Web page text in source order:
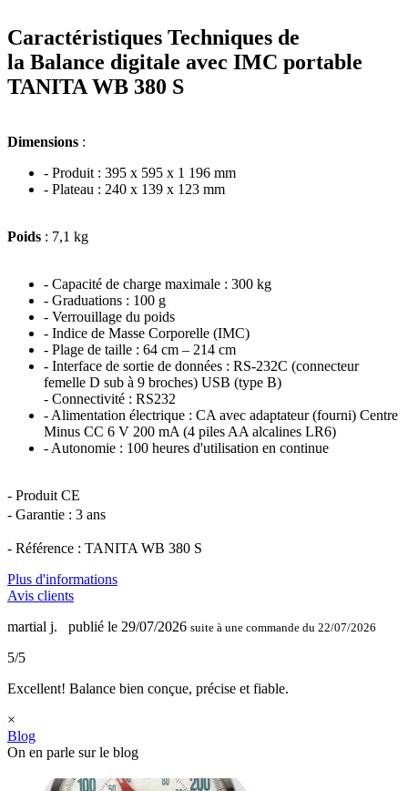
Caractéristiques Techniques de
la Balance digitale avec IMC portable
TANITA WB 380 S
Dimensions :
- Produit : 395 x 595 x 1 196 mm
- Plateau : 240 x 139 x 123 mm
Poids : 7,1 kg
- Capacité de charge maximale : 300 kg
- Graduations : 100 g
- Verrouillage du poids
- Indice de Masse Corporelle (IMC)
- Plage de taille : 64 cm – 214 cm
- Interface de sortie de données : RS-232C (connecteur
femelle D sub à 9 broches) USB (type B)
- Connectivité : RS232
- Alimentation électrique : CA avec adaptateur (fourni) Centre
Minus CC 6 V 200 mA (4 piles AA alcalines LR6)
- Autonomie : 100 heures d'utilisation en continue
- Produit CE
- Garantie : 3 ans
- Référence : TANITA WB 380 S
Plus d'informations
Avis clients
martial j.
publié le 29/07/2026 suite à une commande du 22/07/2026
5/5
Excellent! Balance bien conçue, précise et fiable.
×
Blog
On en parle sur le blog